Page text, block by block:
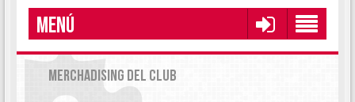
MENÚ
MERCHADISING DEL CLUB